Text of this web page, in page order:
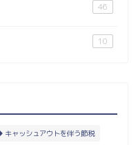
46
10
キャッシュアウトを伴う節税